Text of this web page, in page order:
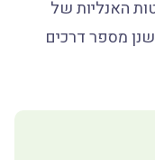
האנליות של
מספר דרכים